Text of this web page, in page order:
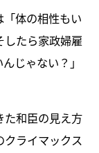
体の相性もい
したら家政婦雇
じゃない？」
た和臣の見え方
ライマックス